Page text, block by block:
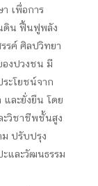
เพื่อการ
ดิน ฟื้นฟูพลัง
รค์ ศิลปวิทยา
งปวงชน มี
ะโยชน์จาก
ละยั่งยืน โดย
ะวิชาชีพชั้นสูง
ปรับปรุง
และวัฒนธรรม